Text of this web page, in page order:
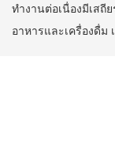
ทำงานต่อเนื่องมีเสถี
อาหารและเครื่องดื่ม